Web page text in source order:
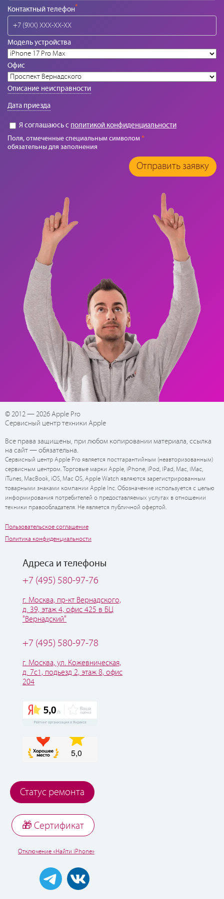
Контактный телефон*
Модель устройства
Офис
Описание неисправности
Дата приезда
Я соглашаюсь с политикой конфиденциальности
Поля, отмеченные специальным символом*
обязательны для заполнения
Отправить заявку
© 2012 — 2026 Apple Pro
Сервисный центр техники Apple
Все права защищены, при любом копировании материала, ссылка
на сайт — обязательна.
Сервисный центр Apple Pro является постгарантийным (неавторизованным)
сервисным центром. Торговые марки Apple, iPhone, iPod, iPad, Mac, iMac,
iTunes, MacBook, iOS, Mac OS, Apple Watch являются зарегистрированным
товарными знаками компании Apple Inc. Обозначение используется с целью
информирования потребителей о предоставляемых услугах в отношении
техники правообладателя. Не является публичной офертой.
Пользовательское соглашение
Политика конфиденциальности
Адреса и телефоны
+7 (495) 580-97-76
г. Москва, пр-кт Вернадского,
д. 39, этаж 4, офис 425 в БЦ
"Вернадский"
+7 (495) 580-97-78
г. Москва, ул. Кожевническая,
д. 7с1, подьезд 2, этаж 8, офис
204
Статус ремонта
🎁 Cертификат
Отключение «Найти iPhone»